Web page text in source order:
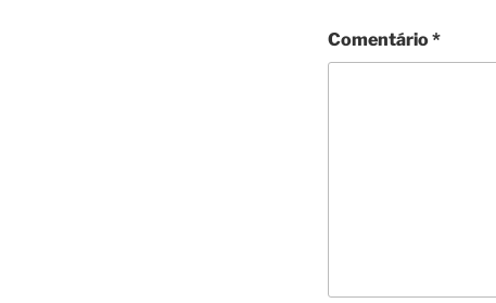
Comentário*